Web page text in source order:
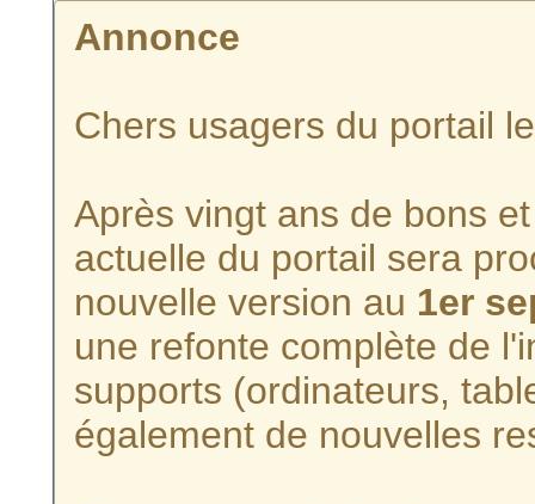
Annonce
Chers usagers du portail
Après vingt ans de bons
actuelle du portail sera
nouvelle version au 1er
une refonte complète de
supports (ordinateurs,
également de nouvelles